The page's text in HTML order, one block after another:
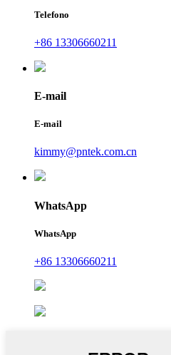
Telefono
+86 13306660211
E-mail
E-mail
kimmy@pntek.com.cn
WhatsApp
WhatsApp
+86 13306660211